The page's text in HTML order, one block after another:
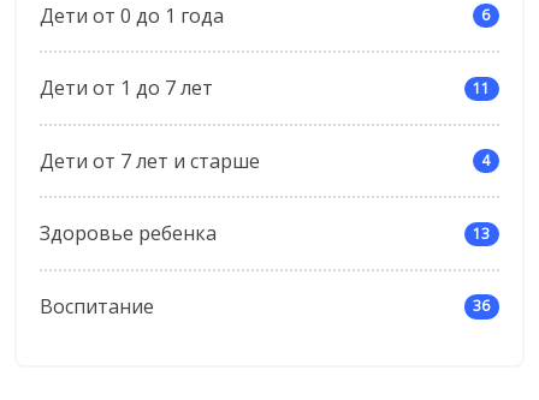
Дети от 0 до 1 года 6
Дети от 1 до 7 лет 11
Дети от 7 лет и старше 4
Здоровье ребенка 13
Воспитание 36